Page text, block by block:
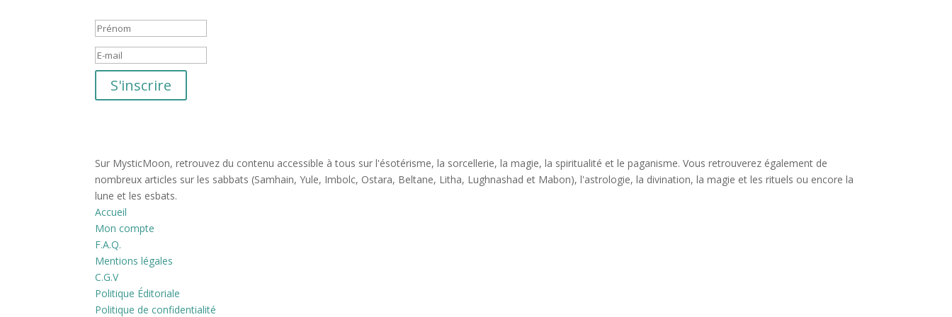
S'inscrire
Sur MysticMoon, retrouvez du contenu accessible à tous sur l'ésotérisme, la sorcellerie, la magie, la spiritualité et le paganisme. Vous retrouverez également de
nombreux articles sur les sabbats (Samhain, Yule, Imbolc, Ostara, Beltane, Litha, Lughnashad et Mabon), l'astrologie, la divination, la magie et les rituels ou encore la
lune et les esbats.
Accueil
Mon compte
F.A.Q.
Mentions légales
C.G.V
Politique Éditoriale
Politique de confidentialité